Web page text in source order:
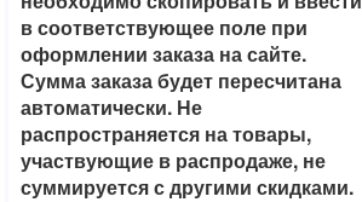
в соответствующее поле при
оформлении заказа на сайте.
Сумма заказа будет пересчитана
автоматически. Не
распространяется на товары,
участвующие в распродаже, не
суммируется с другими скидками.